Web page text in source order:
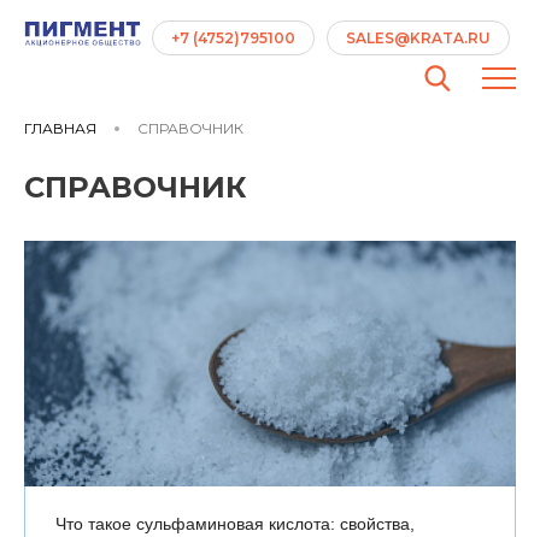
+7 (4752)795100 SALES@KRATA.RU
ГЛАВНАЯ СПРАВОЧНИК
СПРАВОЧНИК
Что такое сульфаминовая кислота: свойства,